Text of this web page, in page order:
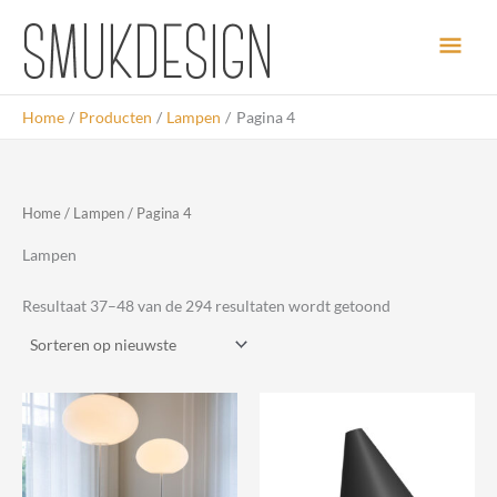
inhoud
Home Producten Lampen Pagina 4
Home / Lampen / Pagina 4
Lampen
Resultaat 37–48 van de 294 resultaten wordt getoond